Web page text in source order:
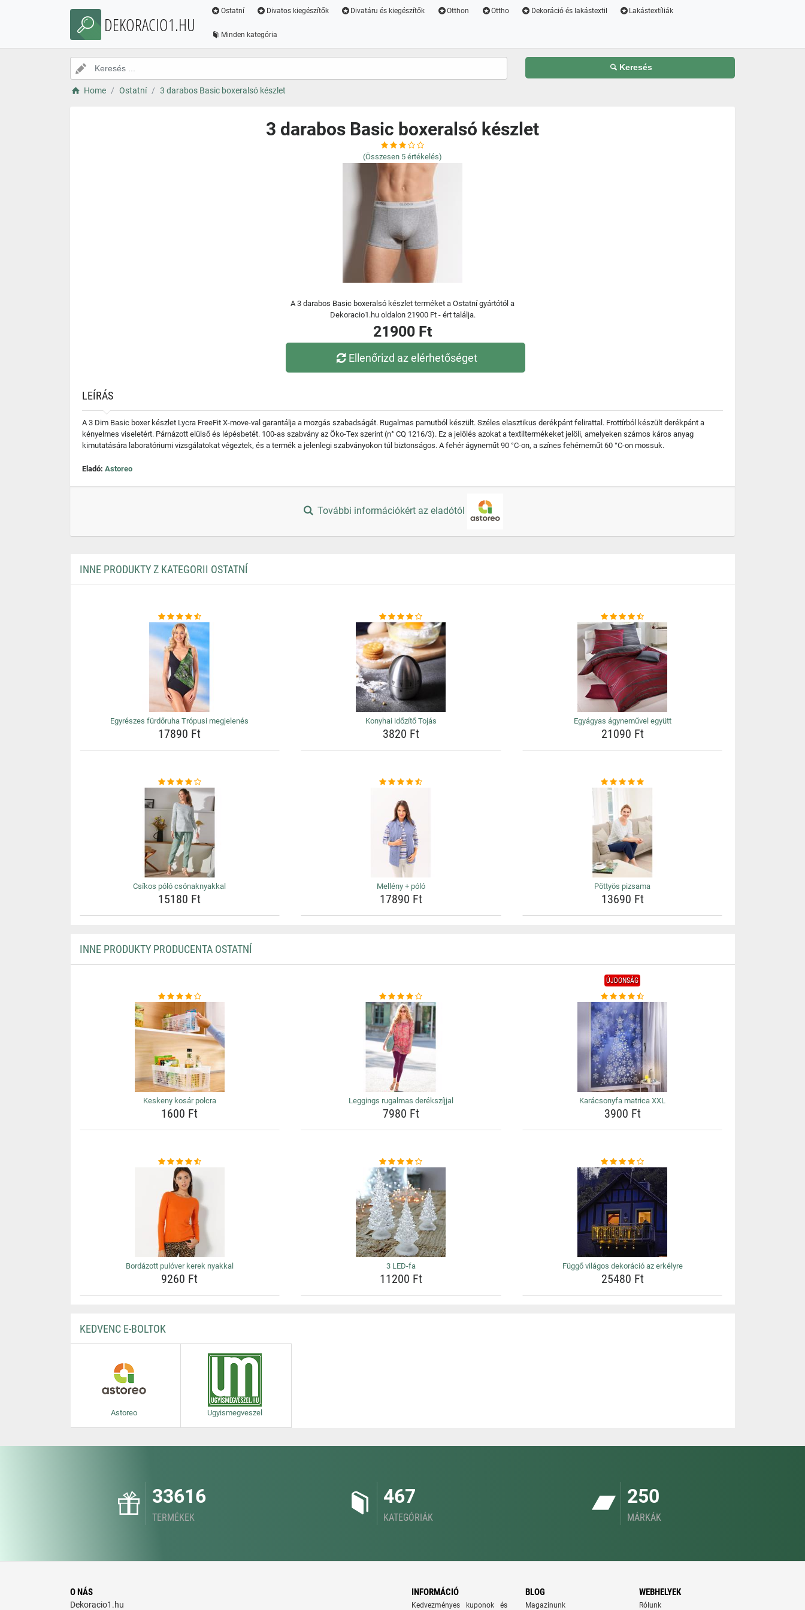
DEKORACIO1.HU
Ostatní Divatos kiegészítők Divatáru és kiegészítők Otthon Ottho Dekoráció és lakástextil Lakástextíliák
Minden kategória
Keresés
Home Ostatní 3 darabos Basic boxeralsó készlet
3 darabos Basic boxeralsó készlet
(Összesen 5 értékelés)
A 3 darabos Basic boxeralsó készlet terméket a Ostatní gyártótól a
Dekoracio1.hu oldalon 21900 Ft - ért találja.
21900 Ft
Ellenőrizd az elérhetőséget
LEÍRÁS
A 3 Dim Basic boxer készlet Lycra FreeFit X-move-val garantálja a mozgás szabadságát. Rugalmas pamutból készült. Széles elasztikus derékpánt felirattal. Frottírból készült derékpánt a
kényelmes viseletért. Párnázott elülső és lépésbetét. 100-as szabvány az Öko-Tex szerint (n° CQ 1216/3). Ez a jelölés azokat a textiltermékeket jelöli, amelyeken számos káros anyag
kimutatására laboratóriumi vizsgálatokat végeztek, és a termék a jelenlegi szabványokon túl biztonságos. A fehér ágyneműt 90 °C-on, a színes fehérneműt 60 °C-on mossuk.
Eladó: Astoreo
További információkért az eladótól
INNE PRODUKTY Z KATEGORII OSTATNÍ
Egyrészes fürdőruha Trópusi megjelenés
17890 Ft
Konyhai időzítő Tojás
3820 Ft
Egyágyas ágyneművel együtt
21090 Ft
Csíkos póló csónaknyakkal
15180 Ft
Mellény + póló
17890 Ft
Pöttyös pizsama
13690 Ft
INNE PRODUKTY PRODUCENTA OSTATNÍ
Keskeny kosár polcra
1600 Ft
Leggings rugalmas derékszíjjal
7980 Ft
ÚJDONSÁG
Karácsonyfa matrica XXL
3900 Ft
Bordázott pulóver kerek nyakkal
9260 Ft
3 LED-fa
11200 Ft
Függő világos dekoráció az erkélyre
25480 Ft
KEDVENC E-BOLTOK
Astoreo Ugyismegveszel
33616
TERMÉKEK
467
KATEGÓRIÁK
250
MÁRKÁK
O NÁS
Dekoracio1.hu
INFORMÁCIÓ
Kedvezményes kuponok és
BLOG
Magazinunk
WEBHELYEK
Rólunk